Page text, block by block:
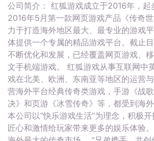
公司简介： 红狐游戏成立于2016年，起
2016年5月第一款网页游戏产品《传奇
力于打造海外地区最大、最专业的游戏
体提供一个专属的精品游戏平台。截止
不断优化和发展，已经覆盖网页游戏、
文手机端游戏。 红狐游戏从事互联网中
戏在北美、欧洲、东南亚等地区的运营
营海外平台经典传奇类游戏，手游《战
决》和页游《冰雪传奇》等，都受到海外
本公司以“快乐游戏生活”为理念，积极
匠心和激情给玩家带来更多的娱乐体验